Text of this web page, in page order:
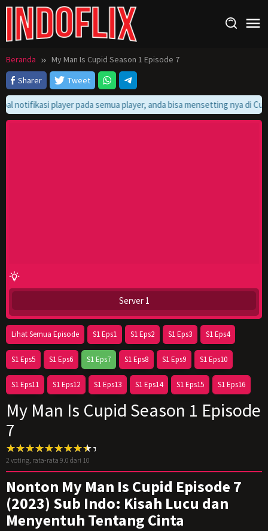
Loncat
konten
Beranda
My Man Is Cupid Season 1 Episode 7
Sharer
Tweet
notifikasi player pada semua player, anda bisa mensetting nya di
Server 1
Lihat Semua Episode S1 Eps1 S1 Eps2 S1 Eps3 S1 Eps4
S1 Eps5 S1 Eps6 S1 Eps7 S1 Eps8 S1 Eps9 S1 Eps10
S1 Eps11 S1 Eps12 S1 Eps13 S1 Eps14 S1 Eps15 S1 Eps16
My Man Is Cupid Season 1 Episode
7
2 voting, rata-rata 9.0 dari 10
Nonton My Man Is Cupid Episode 7
(2023) Sub Indo: Kisah Lucu dan
Menyentuh Tentang Cinta